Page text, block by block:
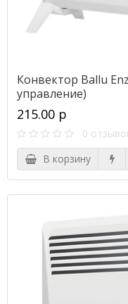
Конвектор Ballu
управление)
215.00 р
0
В корзину